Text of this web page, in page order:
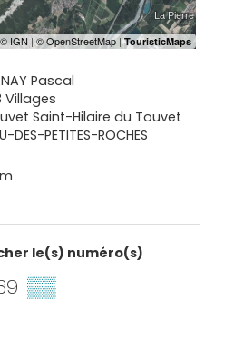
Pascal
Villages
Saint-Hilaire du Touvet
DES-PETITES-ROCHES
le(s) numéro(s)
▒▒